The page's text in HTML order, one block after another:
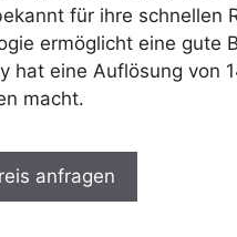
für ihre schnellen
ermöglicht eine gute
hat eine Auflösung von
macht.
anfragen